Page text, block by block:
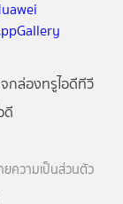
กล่องทรูไอดีทีวี
ดี
ยความเป็นส่วนตัว